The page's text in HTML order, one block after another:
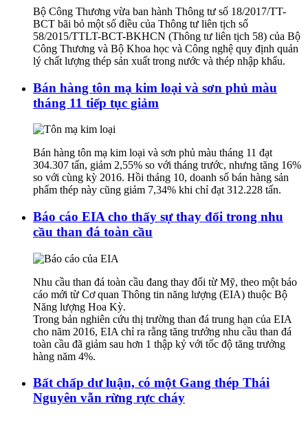
Bộ Công Thương vừa ban hành Thông tư số 18/2017/TT-
BCT bãi bỏ một số điều của Thông tư liên tịch số
58/2015/TTLT-BCT-BKHCN (Thông tư liên tịch 58) của Bộ
Công Thương và Bộ Khoa học và Công nghệ quy định quản
lý chất lượng thép sản xuất trong nước và thép nhập khẩu.
Bán hàng tôn mạ kim loại và sơn phủ màu
tháng 11 tiếp tục giảm
Bán hàng tôn mạ kim loại và sơn phủ màu tháng 11 đạt
304.307 tấn, giảm 2,55% so với tháng trước, nhưng tăng 16%
so với cùng kỳ 2016. Hồi tháng 10, doanh số bán hàng sản
phẩm thép này cũng giảm 7,34% khi chỉ đạt 312.228 tấn.
Báo cáo EIA cho thấy sự thay đổi trong nhu
cầu than đá toàn cầu
Nhu cầu than đá toàn cầu đang thay đổi từ Mỹ, theo một báo
cáo mới từ Cơ quan Thông tin năng lượng (EIA) thuộc Bộ
Năng lượng Hoa Kỳ.
Trong bản nghiên cứu thị trường than đá trung hạn của EIA
cho năm 2016, EIA chỉ ra rằng tăng trưởng nhu cầu than đá
toàn cầu đã giảm sau hơn 1 thập kỷ với tốc độ tăng trưởng
hàng năm 4%.
Bất chấp dư luận, có một Gang thép Thái
Nguyên vẫn rừng rực cháy